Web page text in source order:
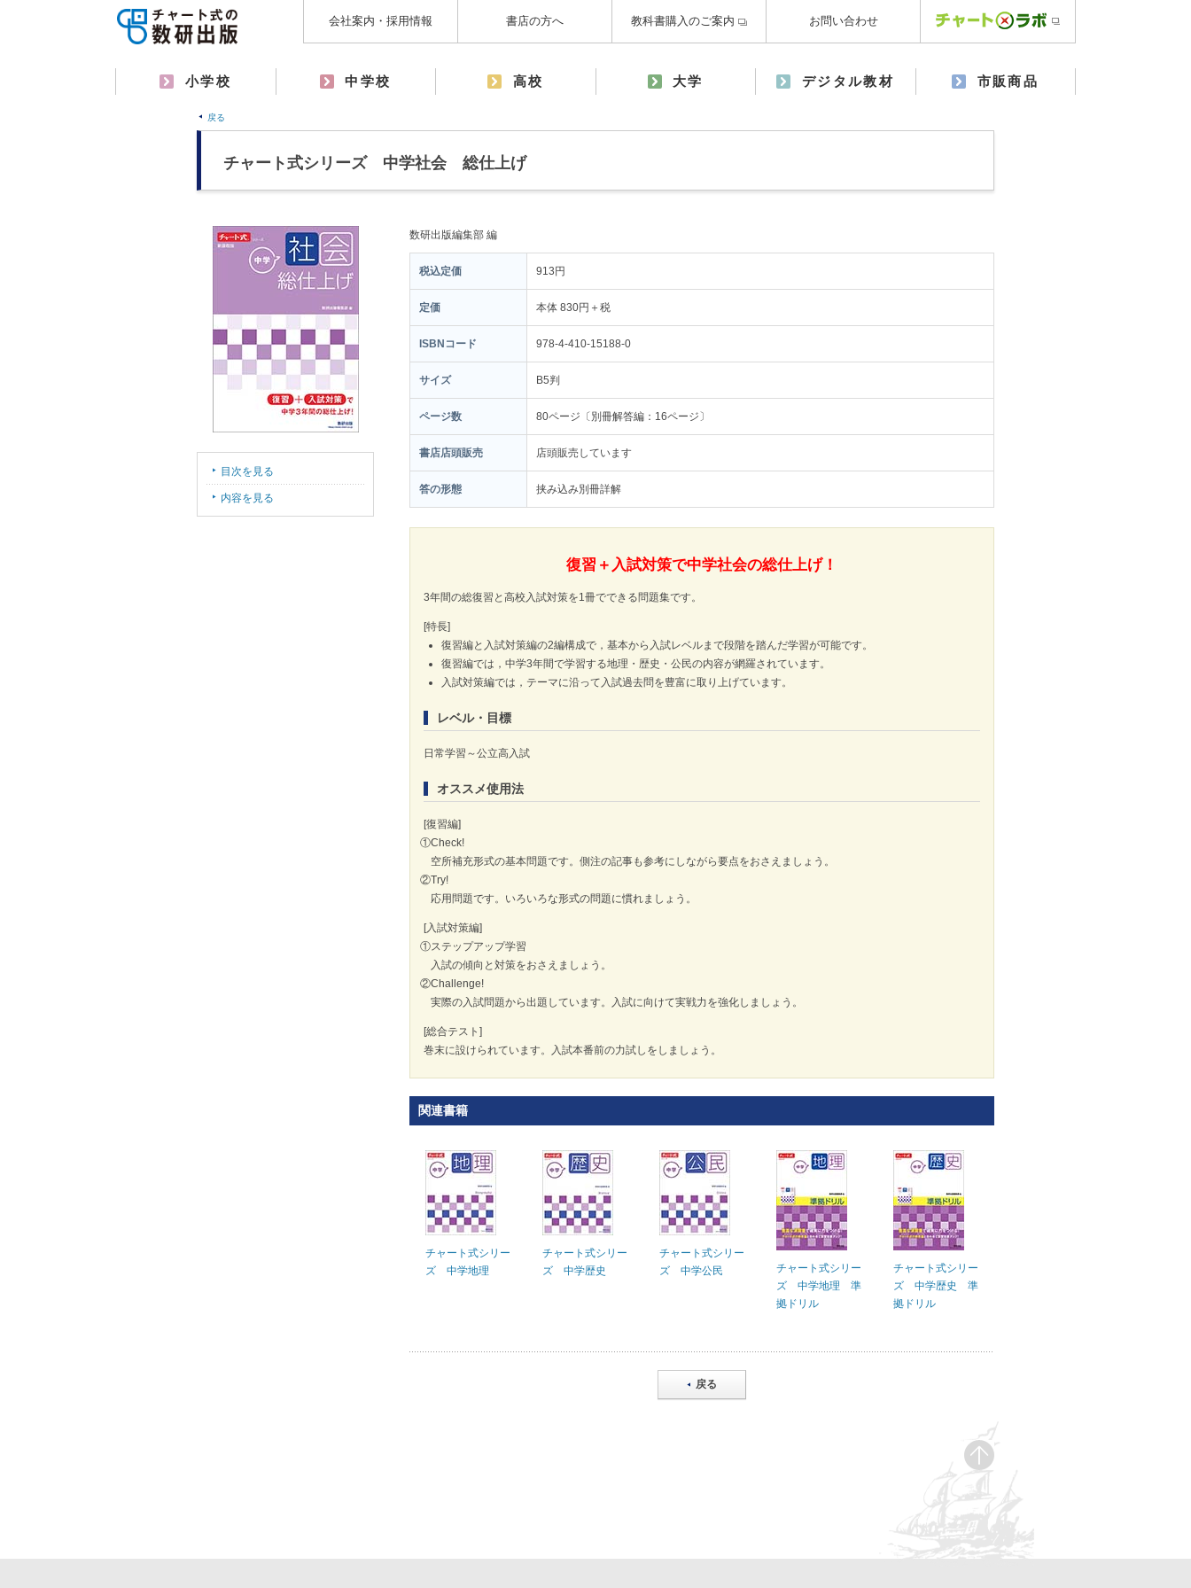
会社案内・採用情報 書店の方へ 教科書購入のご案内 お問い合わせ
小学校 中学校 高校 大学 デジタル教材 市販商品
戻る
チャート式シリーズ 中学社会 総仕上げ
数研出版編集部 編
税込定価 913円
定価 本体 830円＋税
ISBNコード 978-4-410-15188-0
サイズ B5判
ページ数 80ページ〔別冊解答編：16ページ〕
書店店頭販売 店頭販売しています
答の形態 挟み込み別冊詳解
復習＋入試対策で中学社会の総仕上げ！
3年間の総復習と高校入試対策を1冊でできる問題集です。
[特長]
復習編と入試対策編の2編構成で，基本から入試レベルまで段階を踏んだ学習が可能です。
復習編では，中学3年間で学習する地理・歴史・公民の内容が網羅されています。
入試対策編では，テーマに沿って入試過去問を豊富に取り上げています。
レベル・目標
日常学習～公立高入試
オススメ使用法
[復習編]
①Check!
空所補充形式の基本問題です。側注の記事も参考にしながら要点をおさえましょう。
②Try!
応用問題です。いろいろな形式の問題に慣れましょう。
[入試対策編]
①ステップアップ学習
入試の傾向と対策をおさえましょう。
②Challenge!
実際の入試問題から出題しています。入試に向けて実戦力を強化しましょう。
[総合テスト]
巻末に設けられています。入試本番前の力試しをしましょう。
関連書籍
チャート式シリー
ズ 中学地理
チャート式シリー
ズ 中学歴史
チャート式シリー
ズ 中学公民
チャート式シリー
ズ 中学地理 準
拠ドリル
チャート式シリー
ズ 中学歴史 準
拠ドリル
戻る
目次を見る
内容を見る